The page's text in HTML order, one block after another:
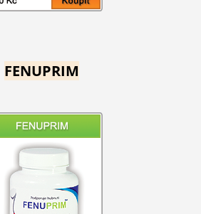
FENUPRIM